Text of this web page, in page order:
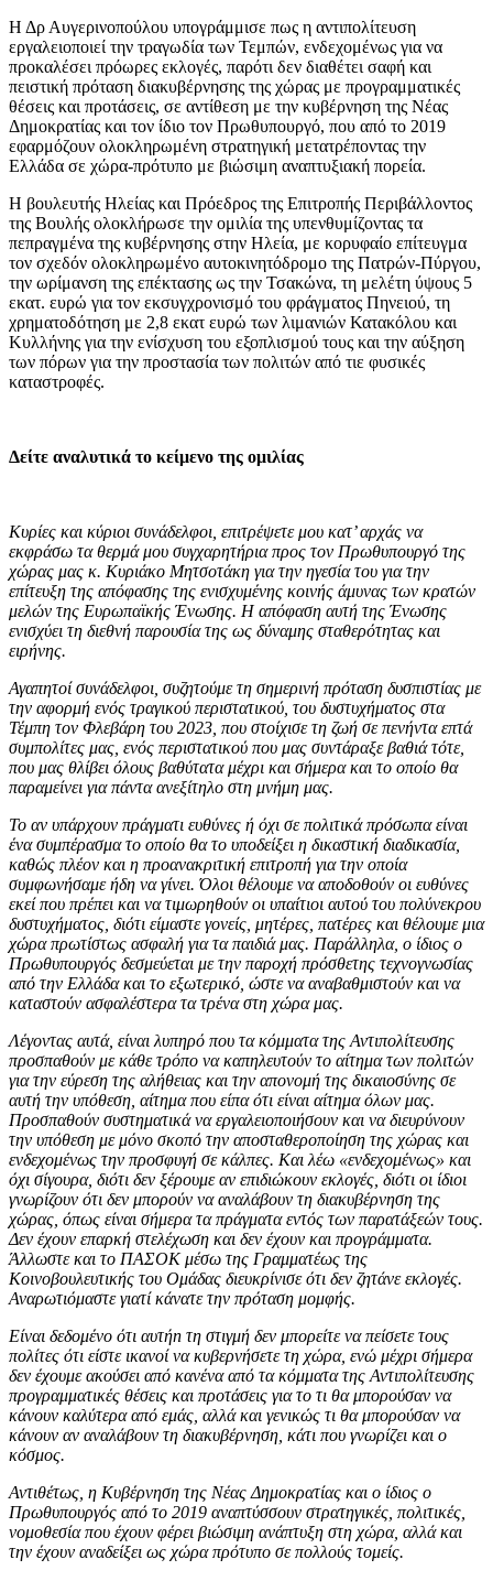
Η Δρ Αυγερινοπούλου υπογράμμισε πως η αντιπολίτευση
εργαλειοποιεί την τραγωδία των Τεμπών, ενδεχομένως για να
προκαλέσει πρόωρες εκλογές, παρότι δεν διαθέτει σαφή και
πειστική πρόταση διακυβέρνησης της χώρας με προγραμματικές
θέσεις και προτάσεις, σε αντίθεση με την κυβέρνηση της Νέας
Δημοκρατίας και τον ίδιο τον Πρωθυπουργό, που από το 2019
εφαρμόζουν ολοκληρωμένη στρατηγική μετατρέποντας την
Ελλάδα σε χώρα-πρότυπο με βιώσιμη αναπτυξιακή πορεία.
Η βουλευτής Ηλείας και Πρόεδρος της Επιτροπής Περιβάλλοντος
της Βουλής ολοκλήρωσε την ομιλία της υπενθυμίζοντας τα
πεπραγμένα της κυβέρνησης στην Ηλεία, με κορυφαίο επίτευγμα
τον σχεδόν ολοκληρωμένο αυτοκινητόδρομο της Πατρών-Πύργου,
την ωρίμανση της επέκτασης ως την Τσακώνα, τη μελέτη ύψους 5
εκατ. ευρώ για τον εκσυγχρονισμό του φράγματος Πηνειού, τη
χρηματοδότηση με 2,8 εκατ ευρώ των λιμανιών Κατακόλου και
Κυλλήνης για την ενίσχυση του εξοπλισμού τους και την αύξηση
των πόρων για την προστασία των πολιτών από τιε φυσικές
καταστροφές.
Δείτε αναλυτικά το κείμενο της ομιλίας
Κυρίες και κύριοι συνάδελφοι, επιτρέψετε μου κατ’ αρχάς να
εκφράσω τα θερμά μου συγχαρητήρια προς τον Πρωθυπουργό της
χώρας μας κ. Κυριάκο Μητσοτάκη για την ηγεσία του για την
επίτευξη της απόφασης της ενισχυμένης κοινής άμυνας των κρατών
μελών της Ευρωπαϊκής Ένωσης. Η απόφαση αυτή της Ένωσης
ενισχύει τη διεθνή παρουσία της ως δύναμης σταθερότητας και
ειρήνης.
Αγαπητοί συνάδελφοι, συζητούμε τη σημερινή πρόταση δυσπιστίας με
την αφορμή ενός τραγικού περιστατικού, του δυστυχήματος στα
Τέμπη τον Φλεβάρη του 2023, που στοίχισε τη ζωή σε πενήντα επτά
συμπολίτες μας, ενός περιστατικού που μας συντάραξε βαθιά τότε,
που μας θλίβει όλους βαθύτατα μέχρι και σήμερα και το οποίο θα
παραμείνει για πάντα ανεξίτηλο στη μνήμη μας.
Το αν υπάρχουν πράγματι ευθύνες ή όχι σε πολιτικά πρόσωπα είναι
ένα συμπέρασμα το οποίο θα το υποδείξει η δικαστική διαδικασία,
καθώς πλέον και η προανακριτική επιτροπή για την οποία
συμφωνήσαμε ήδη να γίνει. Όλοι θέλουμε να αποδοθούν οι ευθύνες
εκεί που πρέπει και να τιμωρηθούν οι υπαίτιοι αυτού του πολύνεκρου
δυστυχήματος, διότι είμαστε γονείς, μητέρες, πατέρες και θέλουμε μια
χώρα πρωτίστως ασφαλή για τα παιδιά μας. Παράλληλα, ο ίδιος ο
Πρωθυπουργός δεσμεύεται με την παροχή πρόσθετης τεχνογνωσίας
από την Ελλάδα και το εξωτερικό, ώστε να αναβαθμιστούν και να
καταστούν ασφαλέστερα τα τρένα στη χώρα μας.
Λέγοντας αυτά, είναι λυπηρό που τα κόμματα της Αντιπολίτευσης
προσπαθούν με κάθε τρόπο να καπηλευτούν το αίτημα των πολιτών
για την εύρεση της αλήθειας και την απονομή της δικαιοσύνης σε
αυτή την υπόθεση, αίτημα που είπα ότι είναι αίτημα όλων μας.
Προσπαθούν συστηματικά να εργαλειοποιήσουν και να διευρύνουν
την υπόθεση με μόνο σκοπό την αποσταθεροποίηση της χώρας και
ενδεχομένως την προσφυγή σε κάλπες. Και λέω «ενδεχομένως» και
όχι σίγουρα, διότι δεν ξέρουμε αν επιδιώκουν εκλογές, διότι οι ίδιοι
γνωρίζουν ότι δεν μπορούν να αναλάβουν τη διακυβέρνηση της
χώρας, όπως είναι σήμερα τα πράγματα εντός των παρατάξεών τους.
Δεν έχουν επαρκή στελέχωση και δεν έχουν και προγράμματα.
Άλλωστε και το ΠΑΣΟΚ μέσω της Γραμματέως της
Κοινοβουλευτικής του Ομάδας διευκρίνισε ότι δεν ζητάνε εκλογές.
Αναρωτιόμαστε γιατί κάνατε την πρόταση μομφής.
Είναι δεδομένο ότι αυτήn τη στιγμή δεν μπορείτε να πείσετε τους
πολίτες ότι είστε ικανοί να κυβερνήσετε τη χώρα, ενώ μέχρι σήμερα
δεν έχουμε ακούσει από κανένα από τα κόμματα της Αντιπολίτευσης
προγραμματικές θέσεις και προτάσεις για το τι θα μπορούσαν να
κάνουν καλύτερα από εμάς, αλλά και γενικώς τι θα μπορούσαν να
κάνουν αν αναλάβουν τη διακυβέρνηση, κάτι που γνωρίζει και ο
κόσμος.
Αντιθέτως, η Κυβέρνηση της Νέας Δημοκρατίας και ο ίδιος ο
Πρωθυπουργός από το 2019 αναπτύσσουν στρατηγικές, πολιτικές,
νομοθεσία που έχουν φέρει βιώσιμη ανάπτυξη στη χώρα, αλλά και
την έχουν αναδείξει ως χώρα πρότυπο σε πολλούς τομείς.